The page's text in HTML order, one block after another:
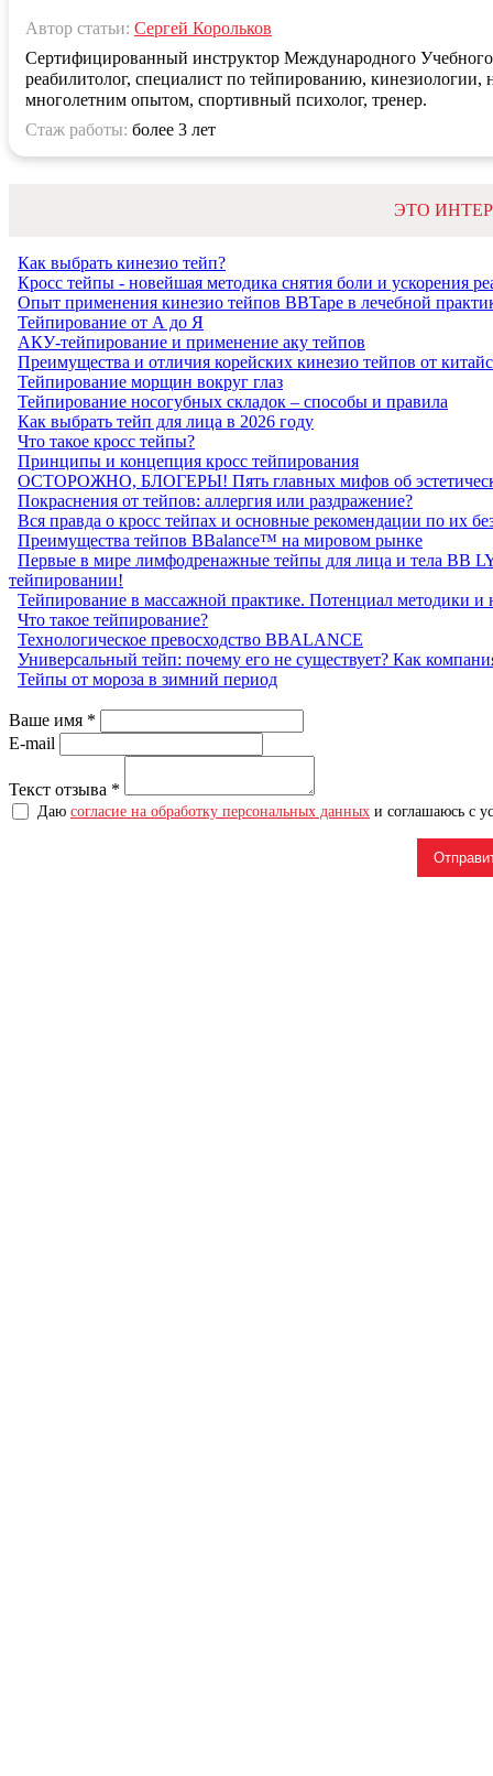
Автор статьи: Сергей Корольков
Сертифицированный инструктор Международного
реабилитолог, специалист по тейпированию,
многолетним опытом, спортивный психолог, тренер.
Стаж работы: более 3 лет
ЭТО
Как выбрать кинезио тейп?
Кросс тейпы - новейшая методика снятия боли и ускорения
Опыт применения кинезио тейпов BBTape в лечебной
Тейпирование от А до Я
АКУ-тейпирование и применение аку тейпов
Преимущества и отличия корейских кинезио тейпов от
Тейпирование морщин вокруг глаз
Тейпирование носогубных складок – способы и правила
Как выбрать тейп для лица в 2026 году
Что такое кросс тейпы?
Принципы и концепция кросс тейпирования
ОСТОРОЖНО, БЛОГЕРЫ! Пять главных мифов об
Покраснения от тейпов: аллергия или раздражение?
Вся правда о кросс тейпах и основные рекомендации по их
Преимущества тейпов BBalance™ на мировом рынке
Первые в мире лимфодренажные тейпы для лица и тела BB
тейпировании!
Тейпирование в массажной практике. Потенциал методики и
Что такое тейпирование?
Технологическое превосходство BBALANCE
Универсальный тейп: почему его не существует? Как
Тейпы от мороза в зимний период
Ваше имя *
E-mail
Текст отзыва *
Даю согласие на обработку персональных данных и соглашаюсь с